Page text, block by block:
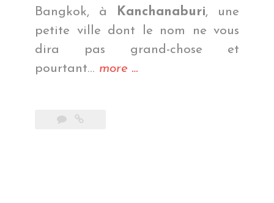
Bangkok, à
Kanchanaburi, une
petite ville dont le nom ne vous
dira pas grand-chose et
pourtant… more « Un
…